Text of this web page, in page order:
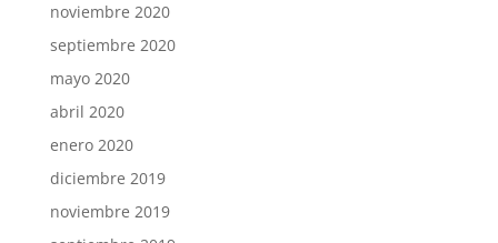
noviembre 2020
septiembre 2020
mayo 2020
abril 2020
enero 2020
diciembre 2019
noviembre 2019